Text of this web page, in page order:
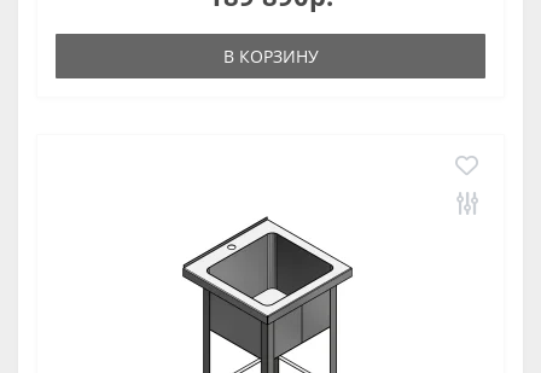
В КОРЗИНУ